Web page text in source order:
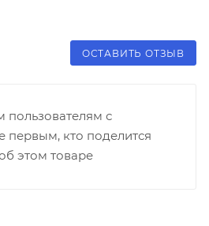
ОСТАВИТЬ ОТЗЫВ
пользователям с
первым, кто поделится
этом товаре